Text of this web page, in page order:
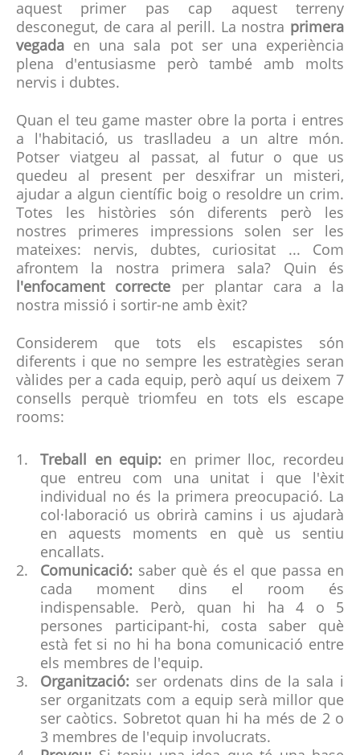
aquest primer pas cap aquest terreny
desconegut, de cara al perill. La nostra primera
vegada en una sala pot ser una experiència
plena d'entusiasme però també amb molts
nervis i dubtes.
Quan el teu game master obre la porta i entres
a l'habitació, us traslladeu a un altre món.
Potser viatgeu al passat, al futur o que us
quedeu al present per desxifrar un misteri,
ajudar a algun científic boig o resoldre un crim.
Totes les històries són diferents però les
nostres primeres impressions solen ser les
mateixes: nervis, dubtes, curiositat ... Com
afrontem la nostra primera sala? Quin és
l'enfocament correcte per plantar cara a la
nostra missió i sortir-ne amb èxit?
Considerem que tots els escapistes són
diferents i que no sempre les estratègies seran
vàlides per a cada equip, però aquí us deixem 7
consells perquè triomfeu en tots els escape
rooms:
Treball en equip: en primer lloc, recordeu
que entreu com una unitat i que l'èxit
individual no és la primera preocupació. La
col·laboració us obrirà camins i us ajudarà
en aquests moments en què us sentiu
encallats.
Comunicació: saber què és el que passa en
cada moment dins el room és
indispensable. Però, quan hi ha 4 o 5
persones participant-hi, costa saber què
està fet si no hi ha bona comunicació entre
els membres de l'equip.
Organització: ser ordenats dins de la sala i
ser organitzats com a equip serà millor que
ser caòtics. Sobretot quan hi ha més de 2 o
3 membres de l'equip involucrats.